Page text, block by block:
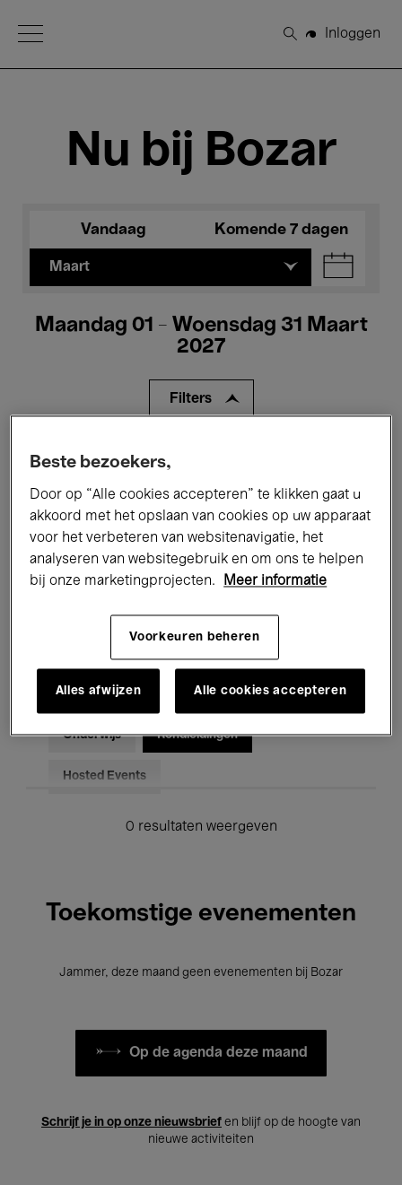
Open Menu
Zoeken
Inloggen
Nu bij Bozar
Vandaag Komende 7 dagen
Maart
Maandag 01 - Woensdag 31 Maart
2027
Filters
Alle evenementen
Tentoonstellingen Films
Performances Lezingen & Debatten
Jazz Klassieke Muziek Global Music
Voor iedereen Kids’ Palace
Onderwijs Rondleidingen
Hosted Events
0 resultaten weergeven
Toekomstige evenementen
Jammer, deze maand geen evenementen bij Bozar
Op de agenda deze maand
Schrijf je in op onze nieuwsbrief en blijf op de hoogte van
nieuwe activiteiten
Beste bezoekers,
Door op “Alle cookies accepteren” te klikken gaat u
akkoord met het opslaan van cookies op uw apparaat
voor het verbeteren van websitenavigatie, het
analyseren van websitegebruik en om ons te helpen
bij onze marketingprojecten.
Meer informatie
Voorkeuren beheren
Alles afwijzen Alle cookies accepteren